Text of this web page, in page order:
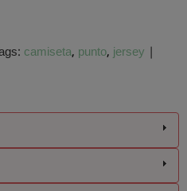
camiseta punto jersey |